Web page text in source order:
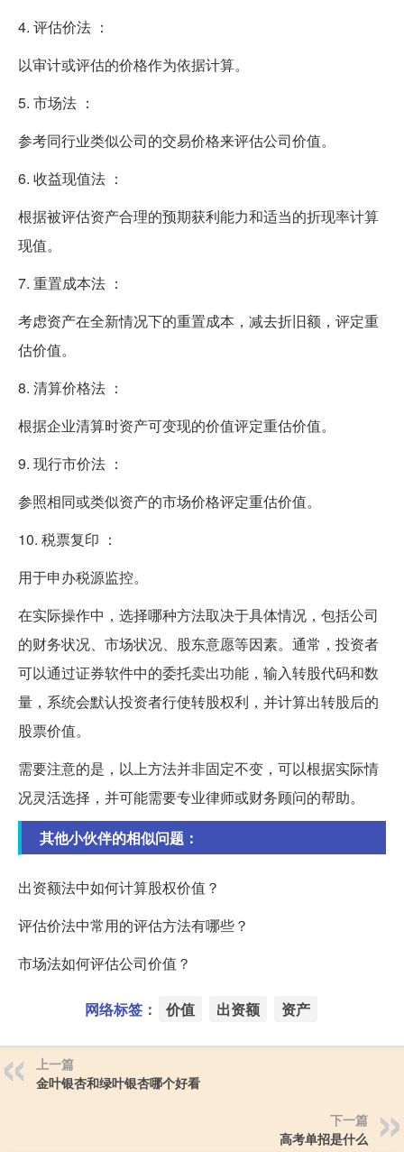
4. 评估价法 ：
以审计或评估的价格作为依据计算。
5. 市场法 ：
参考同行业类似公司的交易价格来评估公司价值。
6. 收益现值法 ：
根据被评估资产合理的预期获利能力和适当的折现率计算
现值。
7. 重置成本法 ：
考虑资产在全新情况下的重置成本，减去折旧额，评定重
估价值。
8. 清算价格法 ：
根据企业清算时资产可变现的价值评定重估价值。
9. 现行市价法 ：
参照相同或类似资产的市场价格评定重估价值。
10. 税票复印 ：
用于申办税源监控。
在实际操作中，选择哪种方法取决于具体情况，包括公司
的财务状况、市场状况、股东意愿等因素。通常，投资者
可以通过证券软件中的委托卖出功能，输入转股代码和数
量，系统会默认投资者行使转股权利，并计算出转股后的
股票价值。
需要注意的是，以上方法并非固定不变，可以根据实际情
况灵活选择，并可能需要专业律师或财务顾问的帮助。
其他小伙伴的相似问题：
出资额法中如何计算股权价值？
评估价法中常用的评估方法有哪些？
市场法如何评估公司价值？
网络标签： 价值 出资额 资产
上一篇
金叶银杏和绿叶银杏哪个好看
下一篇
高考单招是什么